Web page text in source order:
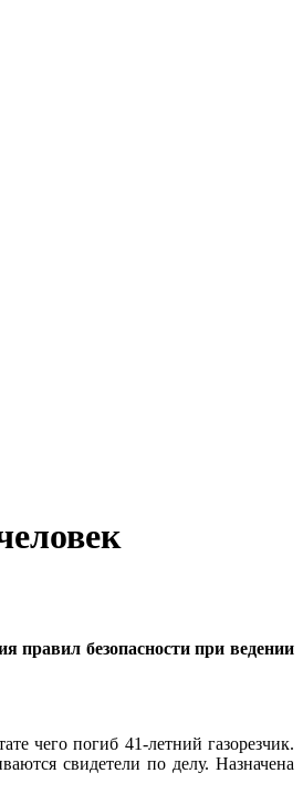
правил безопасности при ведении
чего погиб 41-летний газорезчик.
свидетели по делу. Назначена